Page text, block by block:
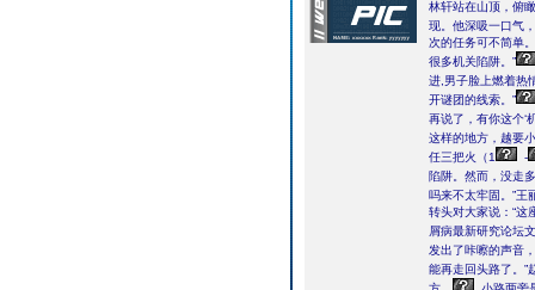
林轩站在山顶，俯
现。他深吸一口气
次的任务可不简单
很多机关陷阱。”
进,男子脸上燃着热
开谜团的线索。”
再说了，有你这个‘
这样的地方，越要
任三把火（1
-
陷阱。然而，没走
吗来不太牢固。”王
转头对大家说：“这
屑病最新研究论坛
发出了咔嚓的声音
能再走回头路了。”